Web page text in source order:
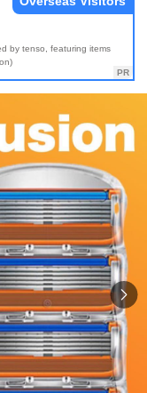
by tenso, featuring items